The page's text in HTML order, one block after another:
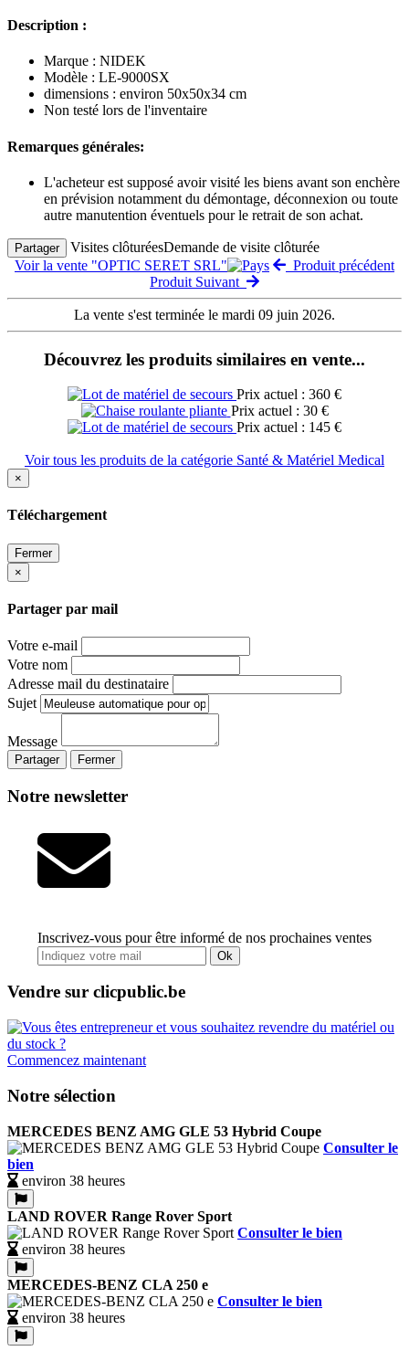
Description :
Marque : NIDEK
Modèle : LE-9000SX
dimensions : environ 50x50x34 cm
Non testé lors de l'inventaire
Remarques générales:
L'acheteur est supposé avoir visité les biens avant son enchère
en prévision notamment du démontage, déconnexion ou toute
autre manutention éventuels pour le retrait de son achat.
Partager Visites clôturéesDemande de visite clôturée
Voir la vente "OPTIC SERET SRL"
Produit précédent
Produit Suivant
La vente s'est terminée le mardi 09 juin 2026.
Découvrez les produits similaires en vente...
Prix actuel : 360 €
Prix actuel : 30 €
Prix actuel : 145 €
Voir tous les produits de la catégorie Santé & Matériel Medical
×
Téléchargement
Fermer
×
Partager par mail
Votre e-mail
Votre nom
Adresse mail du destinataire
Sujet
Message
Partager Fermer
Notre newsletter
Inscrivez-vous pour être informé de nos prochaines ventes
Ok
Vendre sur clicpublic.be
Commencez maintenant
Notre sélection
MERCEDES BENZ AMG GLE 53 Hybrid Coupe
Consulter le
bien
environ 38 heures
LAND ROVER Range Rover Sport
Consulter le bien
environ 38 heures
MERCEDES-BENZ CLA 250 e
Consulter le bien
environ 38 heures